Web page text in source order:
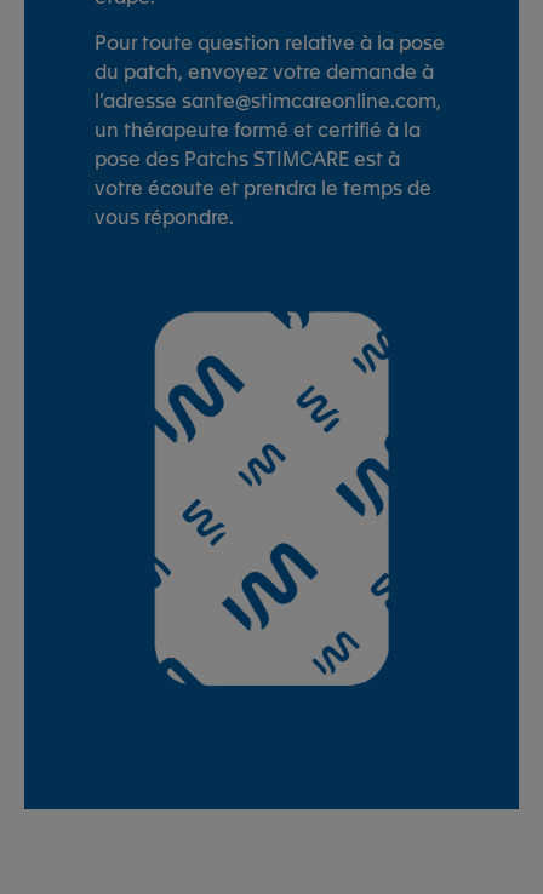
Pour toute question relative à la pose
du patch, envoyez votre demande à
l’adresse sante@stimcareonline.com,
un thérapeute formé et certifié à la
pose des Patchs STIMCARE est à
votre écoute et prendra le temps de
vous répondre.